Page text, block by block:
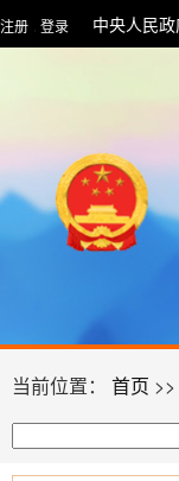
注册 | 登录 中央人民
当前位置： 首页 >>